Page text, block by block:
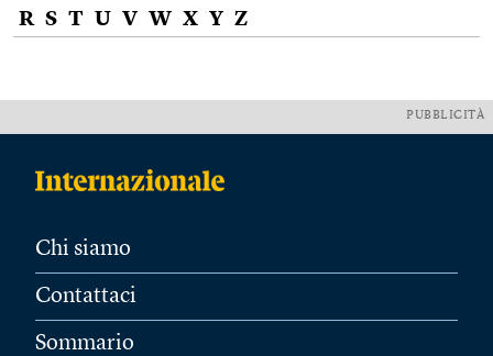
R S T U V W X Y Z
PUBBLICITÀ
Chi siamo
Contattaci
Sommario